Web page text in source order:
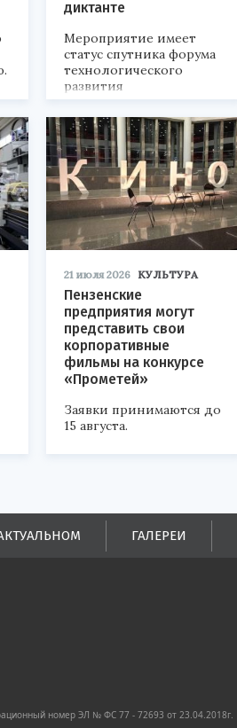
диктанте
Мероприятие имеет
статус спутника форума
технологического
развития
«Технопром-2026».
21 июля 2026 КУЛЬТУРА
Пензенские
предприятия могут
представить свои
корпоративные
фильмы на конкурсе
«Прометей»
Заявки принимаются до
15 августа.
ГАЛЕРЕИ
номер ЭЛ № ФС 77 - 72693 от 23.04.2018г.